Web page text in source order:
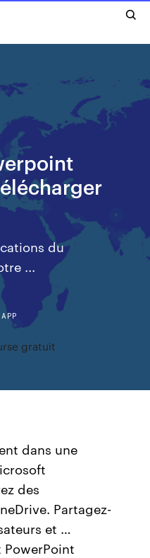
du
...
gratuit
dans une
des
Partagez-
et …